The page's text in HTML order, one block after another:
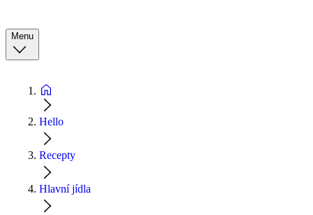
Menu
Hello
Recepty
Hlavní jídla